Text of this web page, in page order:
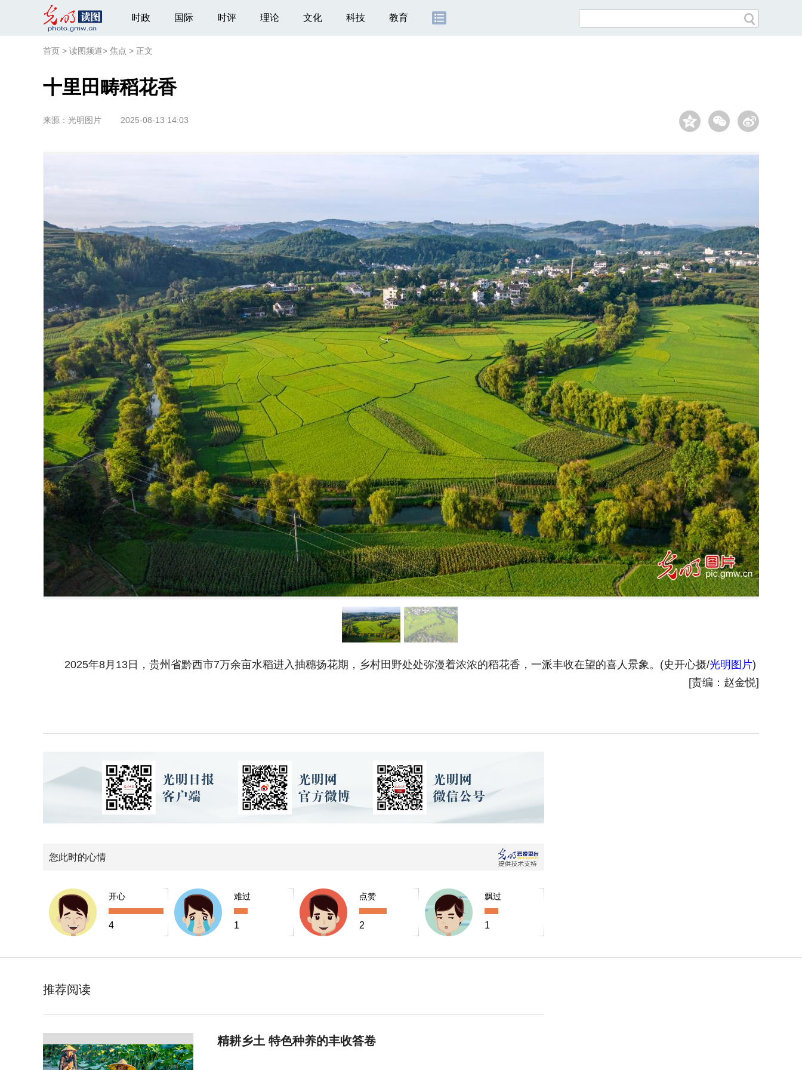
时政 国际 时评 理论 文化 科技 教育
首页 > 读图频道> 焦点 > 正文
十里田畴稻花香
来源： 光明图片 2025-08-13 14:03
2025年8月13日，贵州省黔西市7万余亩水稻进入抽穗扬花期，乡村田野处处弥漫着浓浓的稻花香，一派丰收在望的喜人景象。(史开心摄/光明图片)
[责编：赵金悦]
您此时的心情
开心
4
难过
1
点赞
2
飘过
1
推荐阅读
精耕乡土 特色种养的丰收答卷